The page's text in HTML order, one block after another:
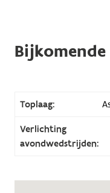
Bijkomende
Toplaag:
Verlichting
avondwedstrijden: